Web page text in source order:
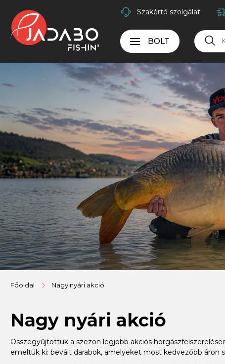
Szakértő szolgálat
BOLT
Főoldal Nagy nyári akció
Nagy nyári akció
Összegyűjtöttük a szezon legjobb akciós
emeltük ki: bevált darabok, amelyeket most kedvezőbb áron